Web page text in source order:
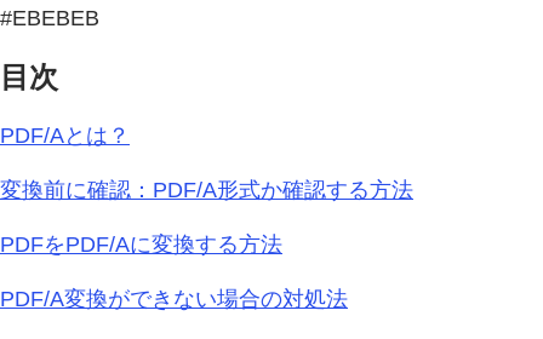
#EBEBEB
目次
PDF/Aとは？
変換前に確認：PDF/A形式か確認する方法
PDFをPDF/Aに変換する方法
PDF/A変換ができない場合の対処法